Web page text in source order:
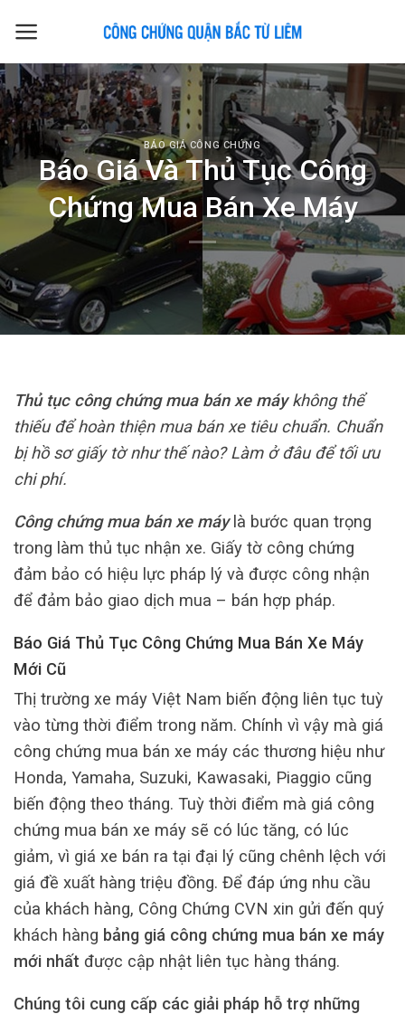
BÁO GIÁ CÔNG CHỨNG
Báo Giá Và Thủ Tục Công
Chứng Mua Bán Xe Máy
Thủ tục công chứng mua bán xe máykhông thể
thiếu để hoàn thiện mua bán xe tiêu chuẩn. Chuẩn
bị hồ sơ giấy tờ như thế nào? Làm ở đâu để tối ưu
chi phí.
Công chứng mua bán xe máylà bước quan trọng
trong làm thủ tục nhận xe. Giấy tờ công chứng
đảm bảo có hiệu lực pháp lý và được công nhận
để đảm bảo giao dịch mua – bán hợp pháp.
Báo Giá Thủ Tục Công Chứng Mua Bán Xe Máy
Mới Cũ
Thị trường xe máy Việt Nam biến động liên tục tuỳ
vào từng thời điểm trong năm. Chính vì vậy mà giá
công chứng mua bán xe máy các thương hiệu như
Honda, Yamaha, Suzuki, Kawasaki, Piaggio cũng
biến động theo tháng. Tuỳ thời điểm mà giá công
chứng mua bán xe máy sẽ có lúc tăng, có lúc
giảm, vì giá xe bán ra tại đại lý cũng chênh lệch với
giá đề xuất hàng triệu đồng. Để đáp ứng nhu cầu
của khách hàng, Công Chứng CVN xin gửi đến quý
khách hàng bảng giá công chứng mua bán xe máy
mới nhất được cập nhật liên tục hàng tháng.
Chúng tôi cung cấp các giải pháp hỗ trợ những